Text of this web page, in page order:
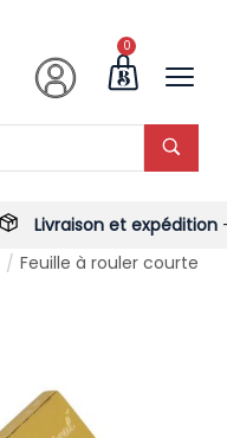
0
Livraison et expédition-
/ Feuille à rouler courte